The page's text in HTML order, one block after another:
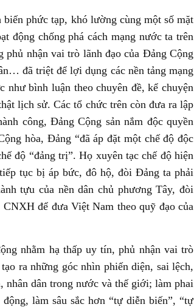
phức tạp, khó lường cùng một số mặt
động chống phá cách mạng nước ta trên
nhận vai trò lãnh đạo của Đảng Cộng
đã triệt để lợi dụng các nền tảng mạng
như bình luận theo chuyên đề, kể chuyện
lịch sử. Các tổ chức trên còn đưa ra lập
công, Đảng Cộng sản nắm độc quyền
hòa, Đảng “đã áp đặt một chế độ độc
độ “đảng trị”. Họ xuyên tạc chế độ hiện
tục bị áp bức, đô hộ, đòi Đảng ta phải
tựu của nền dân chủ phương Tây, đòi
để đưa Việt Nam theo quỹ đạo của
nhằm hạ thấp uy tín, phủ nhận vai trò
ra những góc nhìn phiến diện, sai lệch,
nhân dân trong nước và thế giới; làm phai
làm sâu sắc hơn “tự diễn biến”, “tự